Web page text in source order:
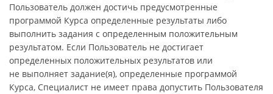
Пользователь должен достичь предусмотренные
программой Курса определенные результаты либо
выполнить задания с определенным положительным
результатом. Если Пользователь не достигает
определенных положительных результатов или
не выполняет задание(я), определенные программой
Курса, Специалист не имеет права допустить Пользователя